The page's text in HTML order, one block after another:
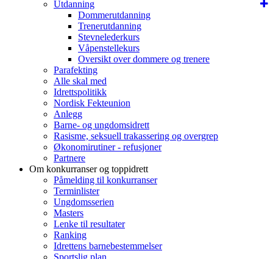
Utdanning
Dommerutdanning
Trenerutdanning
Stevnelederkurs
Våpenstellekurs
Oversikt over dommere og trenere
Parafekting
Alle skal med
Idrettspolitikk
Nordisk Fekteunion
Anlegg
Barne- og ungdomsidrett
Rasisme, seksuell trakassering og overgrep
Økonomirutiner - refusjoner
Partnere
Om konkurranser og toppidrett
Påmelding til konkurranser
Terminlister
Ungdomsserien
Masters
Lenke til resultater
Ranking
Idrettens barnebestemmelser
Sportslig plan